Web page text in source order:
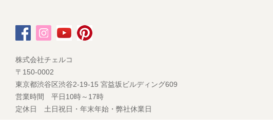
株式会社チェルコ
〒150-0002
東京都渋谷区渋谷2-19-15 宮益坂ビルディング609
営業時間 平日10時～17時
定休日 土日祝日・年末年始・弊社休業日